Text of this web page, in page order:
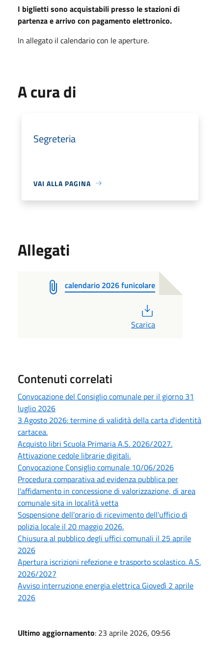
I biglietti sono acquistabili presso le stazioni di
partenza e arrivo con pagamento elettronico.
In allegato il calendario con le aperture.
A cura di
Segreteria
VAI ALLA PAGINA
Allegati
calendario 2026 funicolare
Scarica
Contenuti correlati
Convocazione del Consiglio comunale per il giorno 31
luglio 2026
3 Agosto 2026: termine di validità della carta d'identità
cartacea.
Acquisto libri Scuola Primaria A.S. 2026/2027.
Attivazione cedole librarie digitali.
Convocazione Consiglio comunale 10/06/2026
Procedura comparativa ad evidenza pubblica per
l'affidamento in concessione di valorizzazione, di area
comunale sita in località vetta
Sospensione dell'orario di ricevimento dell'ufficio di
polizia locale il 20 maggio 2026.
Chiusura al pubblico degli uffici comunali il 25 aprile
2026
Apertura iscrizioni refezione e trasporto scolastico. A.S.
2026/2027
Avviso interruzione energia elettrica Giovedì 2 aprile
2026
Ultimo aggiornamento: 23 aprile 2026, 09:56